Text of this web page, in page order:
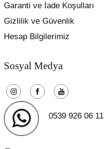
Garanti ve İade Koşulları
Gizlilik ve Güvenlik
Hesap Bilgilerimiz
Sosyal Medya
0539 926 06 11